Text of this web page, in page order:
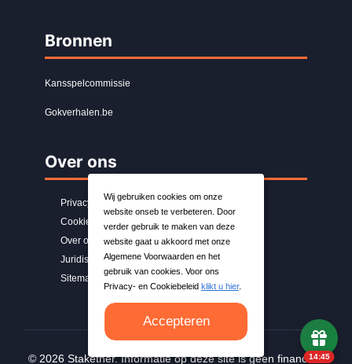
Bronnen
Kansspelcommissie
Gokverhalen.be
Over ons
Privacybeleid
Cookiebeleid
Over ons
Juridische kennisgeving
Sitemap
© 2026 Stakether. Informatie op deze site is geen financieel
Wij gebruiken cookies om onze
website onseb te verbeteren. Door
verder gebruik te maken van deze
website gaat u akkoord met onze
Algemene Voorwaarden en het
gebruik van cookies. Voor ons
Privacy- en Cookiebeleid klikt u hier.
Accepteren
14:44